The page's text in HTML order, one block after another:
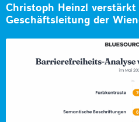
Christoph Heinzl
Geschäftsleitung der